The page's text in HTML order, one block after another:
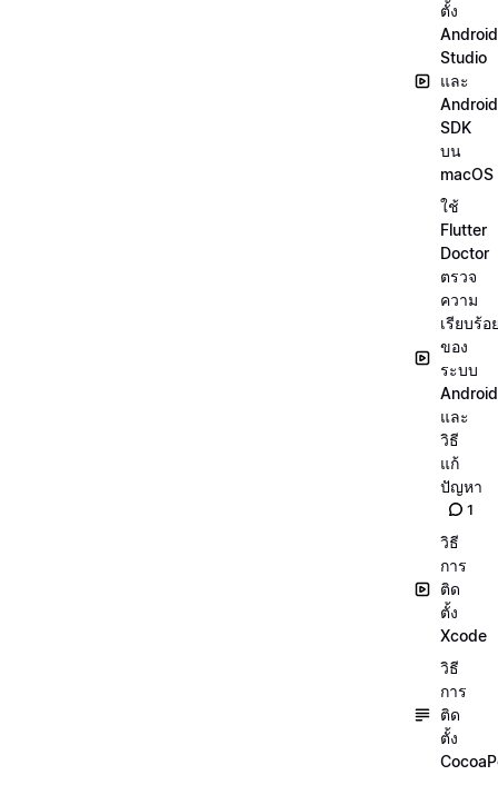
ตั้ง
Android
Studio
และ
Android
SDK
บน
macOS
ใช้
Flutter
Doctor
ตรวจ
ความ
เรียบร้อ
ของ
ระบบ
Android
และ
วิธี
แก้
ปัญหา
1
วิธี
การ
ติด
ตั้ง
Xcode
วิธี
การ
ติด
ตั้ง